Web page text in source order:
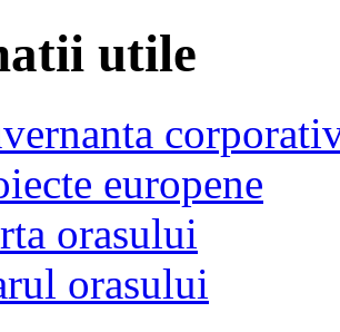
utile
europene
orasului
orasului